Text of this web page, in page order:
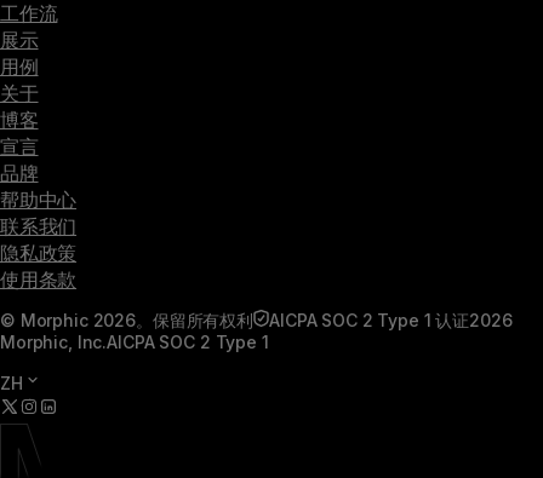
工作流
展示
用例
关于
博客
宣言
品牌
帮助中心
联系我们
隐私政策
使用条款
© Morphic 2026。保留所有权利 AICPA SOC 2 Type 1 认证2026
Morphic, Inc.AICPA SOC 2 Type 1
ZH